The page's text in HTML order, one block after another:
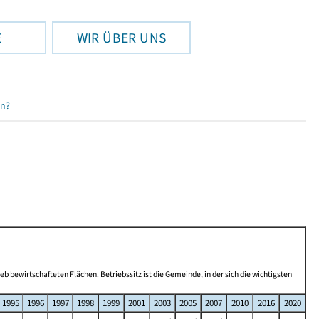
WIR ÜBER UNS
bewirtschafteten Flächen. Betriebssitz ist die Gemeinde, in der sich die wichtigsten
1995 1996 1997 1998 1999 2001 2003 2005 2007 2010 2016
2020